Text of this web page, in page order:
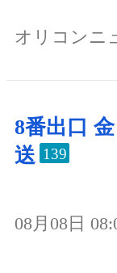
オリコンニ
8番出口
送 139
08月08日